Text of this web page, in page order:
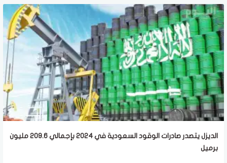
الديزل يتصدر صادرات الوقود السعودية في 2024 بإجمالي 209.6 مليون
برميل